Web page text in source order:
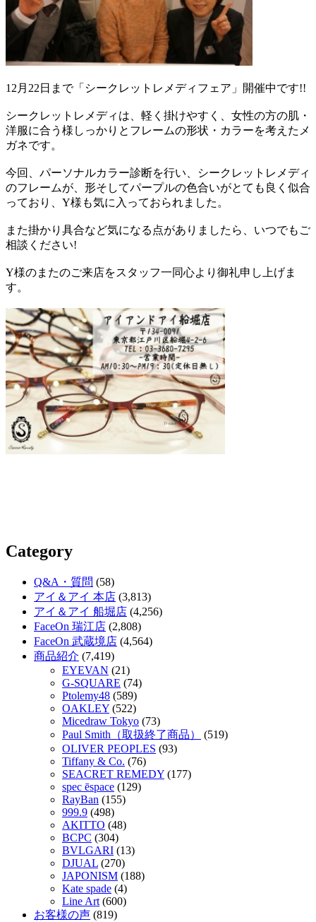
12月22日まで「シークレットレメディフェア」開催中です!!
シークレットレメディは、軽く掛けやすく、女性の方の肌・
洋服に合う様しっかりとフレームの形状・カラーを考えたメ
ガネです。
今回、パーソナルカラー診断を行い、シークレットレメディ
のフレームが、形そしてパープルの色合いがとても良く似合
っており、Y様も気に入っておられました。
また掛かり具合など気になる点がありましたら、いつでもご
相談ください!
Y様のまたのご来店をスタッフ一同心より御礼申し上げま
す。
Category
Q&A・質問 (58)
アイ＆アイ 本店 (3,813)
アイ＆アイ 船堀店 (4,256)
FaceOn 瑞江店 (2,808)
FaceOn 武蔵境店 (4,564)
商品紹介 (7,419)
EYEVAN (21)
G-SQUARE (74)
Ptolemy48 (589)
OAKLEY (522)
Micedraw Tokyo (73)
Paul Smith（取扱終了商品）
(519)
OLIVER PEOPLES (93)
Tiffany & Co. (76)
SEACRET REMEDY (177)
spec ēspace (129)
RayBan (155)
999.9 (498)
AKITTO (48)
BCPC (304)
BVLGARI (13)
DJUAL (270)
JAPONISM (188)
Kate spade (4)
Line Art (600)
お客様の声 (819)